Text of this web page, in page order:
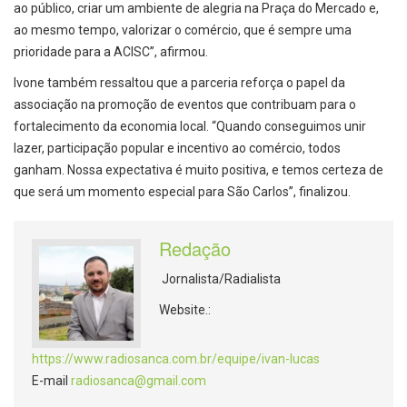
ao público, criar um ambiente de alegria na Praça do Mercado e,
ao mesmo tempo, valorizar o comércio, que é sempre uma
prioridade para a ACISC”, afirmou.
Ivone também ressaltou que a parceria reforça o papel da
associação na promoção de eventos que contribuam para o
fortalecimento da economia local. “Quando conseguimos unir
lazer, participação popular e incentivo ao comércio, todos
ganham. Nossa expectativa é muito positiva, e temos certeza de
que será um momento especial para São Carlos”, finalizou.
Redação
Jornalista/Radialista
Website.:
https://www.radiosanca.com.br/equipe/ivan-lucas
E-mail radiosanca@gmail.com